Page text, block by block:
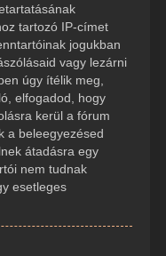
tartozó IP-címet
jogukban
vagy lezárni
úgy ítélik meg,
elfogadod, hogy
kerül a fórum
a beleegyezésed
átadásra egy
nem tudnak
esetleges